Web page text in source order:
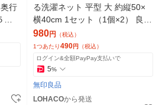
行
る洗濯ネット 平型 大 約縦50×
横40cm 1セット（1個×2） 良品
計画
980円 （税込）
1つあたり490円 （税込）
ログイン&全額PayPay支払いで
5%
無印良品
LOHACOから発送